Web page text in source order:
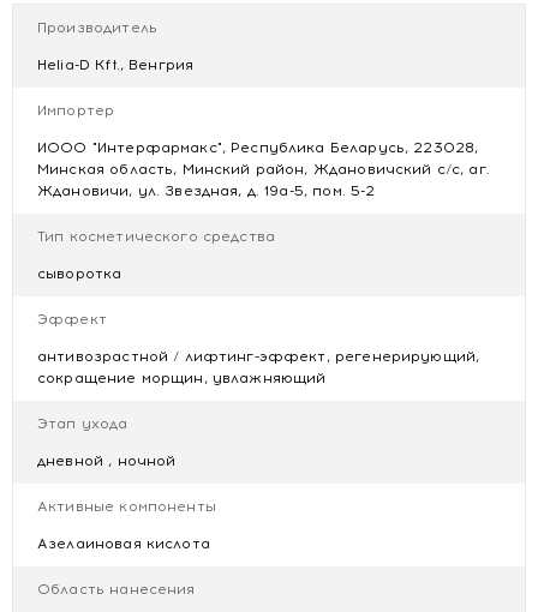
обычный уход за кожей. Избегайте попадания в глаза.
увлажненной кожи и ровному тону.
Butylene Glycol, Centella Asiatica Extract, Phenoxyethanol,
Xanthan Gum, Citric Acid, Hydroxyethylcellulose,
Ethylhexylglycerin, Potassium Sorbate, Sodium Benzoate.
Производитель
Helia-D Kft., Венгрия
Импортер
ИООО "Интерфармакс", Республика Беларусь, 223028,
Минская область, Минский район, Ждановичский с/с, аг.
Ждановичи, ул. Звездная, д. 19а-5, пом. 5-2
Тип косметического средства
сыворотка
Эффект
антивозрастной / лифтинг-эффект, регенерирующий,
сокращение морщин, увлажняющий
Этап ухода
дневной , ночной
Активные компоненты
Азелаиновая кислота
Область нанесения